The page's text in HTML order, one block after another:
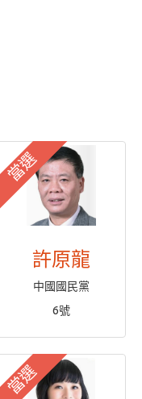
當選
許原龍
中國國民黨
6號
當選